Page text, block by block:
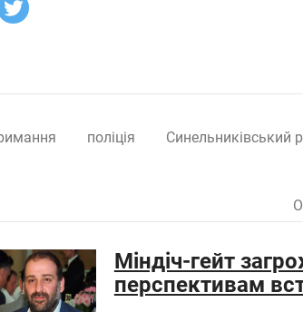
поліція Синельниківський
Міндіч-гейт
перспективам